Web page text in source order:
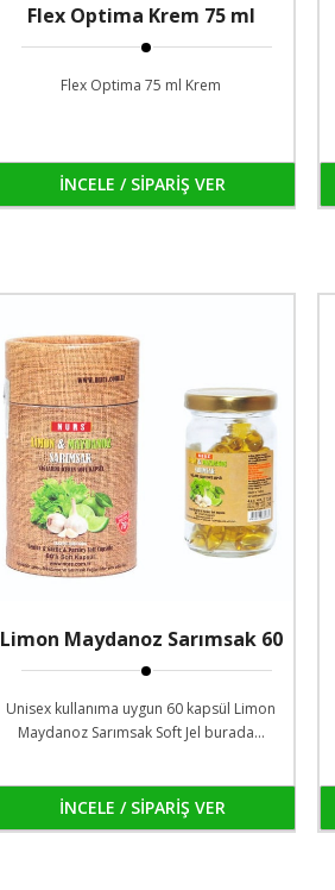
Flex Optima Krem 75 ml
Flexoptima
Flex Optima 75 ml Krem
İNCELE / SİPARİŞ VER
Limon Maydanoz Sarımsak 60
Soft Jel
Unisex kullanıma uygun 60 kapsül Limon
Maydanoz Sarımsak Soft Jel burada...
İNCELE / SİPARİŞ VER